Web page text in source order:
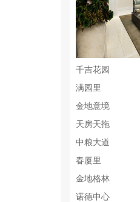
千吉花园
满园里
金地意境
天房天拖
中粮大道
春厦里
金地格林
诺德中心